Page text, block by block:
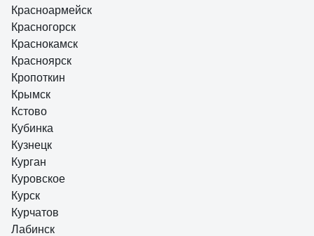
Красноармейск
Красногорск
Краснокамск
Красноярск
Кропоткин
Крымск
Кстово
Кубинка
Кузнецк
Курган
Куровское
Курск
Курчатов
Лабинск